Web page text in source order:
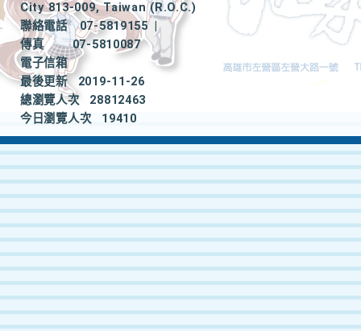
City 813-009, Taiwan (R.O.C.)
聯絡電話
07-5819155
|
傳真
07-5810087
電子信箱
最後更新
2019-11-26
總瀏覽人次
28812463
今日瀏覽人次
19410